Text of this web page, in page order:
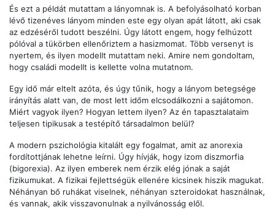
És ezt a példát mutattam a lányomnak is. A befolyásolható korban
lévő tizenéves lányom minden este egy olyan apát látott, aki csak
az edzéséről tudott beszélni. Úgy látott engem, hogy felhúzott
pólóval a tükörben ellenőriztem a hasizmomat. Több versenyt is
nyertem, és ilyen modellt mutattam neki. Amire nem gondoltam,
hogy családi modellt is kellette volna mutatnom.
Egy idő már eltelt azóta, és úgy tűnik, hogy a lányom betegsége
irányítás alatt van, de most lett időm elcsodálkozni a sajátomon.
Miért vagyok ilyen? Hogyan lettem ilyen? Az én tapasztalataim
teljesen tipikusak a testépítő társadalmon belül?
A modern pszichológia kitalált egy fogalmat, amit az anorexia
fordítottjának lehetne leírni. Úgy hívják, hogy izom diszmorfia
(bigorexia). Az ilyen emberek nem érzik elég jónak a saját
fizikumukat. A fizikai fejlettségük ellenére kicsinek hiszik magukat.
Néhányan bő ruhákat viselnek, néhányan szteroidokat használnak,
és vannak, akik visszavonulnak a nyilvánosság elől.